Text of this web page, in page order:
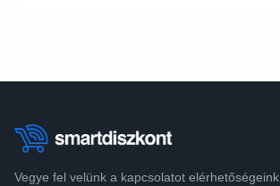
Vegye fel velünk a kapcsolatot elérhetőségeink